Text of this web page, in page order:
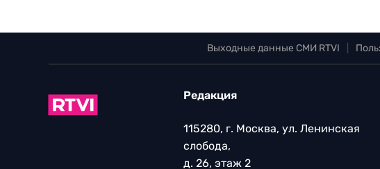
Выходные данные СМИ RTVI
Редакция
115280, г. Москва, ул. Ленинская
слобода,
д. 26, этаж 2